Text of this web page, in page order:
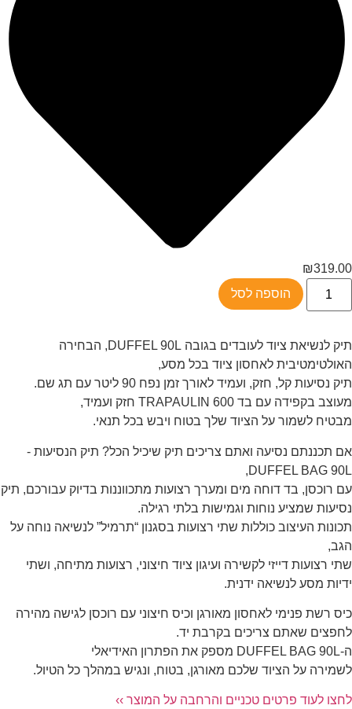
₪319.00
הוספה לסל
תיק לנשיאת ציוד לעובדים בגובה DUFFEL 90L, הבחירה
האולטימטיבית לאחסון ציוד בכל מסע,
תיק נסיעות קל, חזק, ועמיד לאורך זמן נפח 90 ליטר עם תג שם.
מעוצב בקפידה עם בד TRAPAULIN 600 חזק ועמיד,
מבטיח לשמור על הציוד שלך בטוח ויבש בכל תנאי.
אם תכננתם נסיעה ואתם צריכים תיק שיכיל הכל? תיק הנסיעות -
DUFFEL BAG 90L,
עם רוכסן, בד דוחה מים ומערך רצועות מתכווננות בדיוק עבורכם, תיק
נסיעות שמציע נוחות וגמישות בלתי רגילה.
תכונות העיצוב כוללות שתי רצועות בסגנון “תרמיל” לנשיאה נוחה על
הגב,
שתי רצועות דייזי לקשירה ועיגון ציוד חיצוני, רצועות מתיחה, ושתי
ידיות מסע לנשיאה ידנית.
כיס רשת פנימי לאחסון מאורגן וכיס חיצוני עם רוכסן לגישה מהירה
לחפצים שאתם צריכים בקרבת יד.
ה-DUFFEL BAG 90L מספק את הפתרון האידיאלי
לשמירה על הציוד שלכם מאורגן, בטוח, ונגיש במהלך כל הטיול.
לחצו לעוד פרטים טכניים והרחבה על המוצר ››